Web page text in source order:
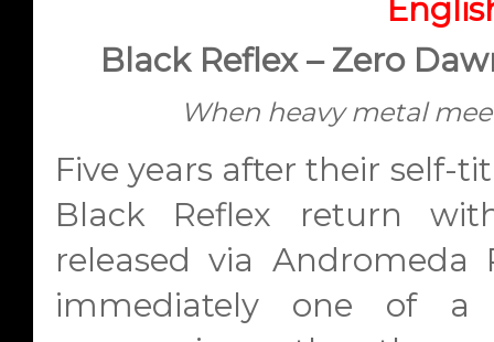
Black Reflex – Zero
When heavy metal
Five years after their self-
Black Reflex return
released via
immediately one of a